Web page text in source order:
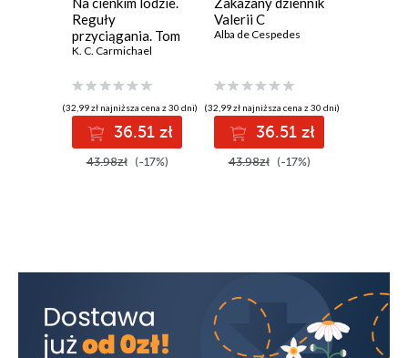
Reguły
przyciągania. Tom
1
K. C. Carmichael
(32,99 zł najniższa cena z 30 dni)
36.51 zł
43.98zł (-17%)
Valerii C
Alba de Cespedes
(32,99 zł najniższa cena z 30 dni)
36.51 zł
43.98zł (-17%)